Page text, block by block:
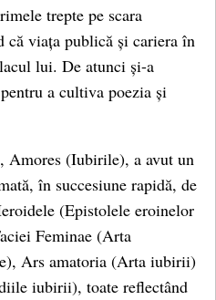
trepte pe scara
că viața publică și cariera în
lui. De atunci și-a
a cultiva poezia și
Amores (Iubirile), a avut un
în succesiune rapidă, de
(Epistolele eroinelor
Feminae (Arta
Ars amatoria (Arta iubirii)
iubirii), toate reflectând